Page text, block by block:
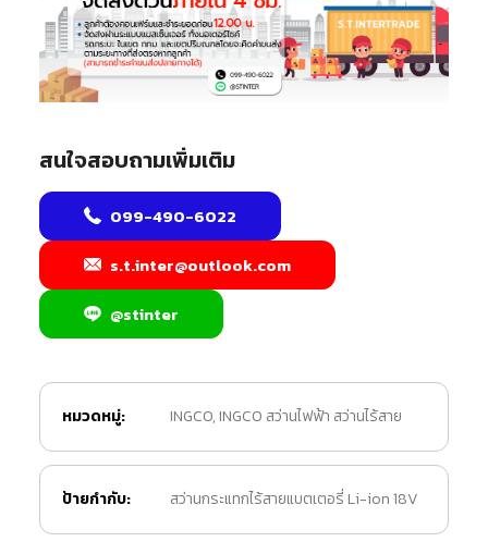
สนใจสอบถามเพิ่มเติม
099-490-6022
s.t.inter@outlook.com
@stinter
หมวดหมู่: INGCO, INGCO สว่านไฟฟ้า สว่านไร้สาย
ป้ายกำกับ: สว่านกระแทกไร้สายแบตเตอรี่ Li-ion 18V